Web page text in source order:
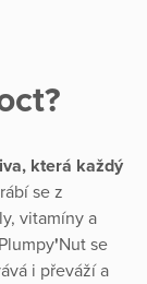
která každý
se z
vitamíny a
'Nut se
i převáží a